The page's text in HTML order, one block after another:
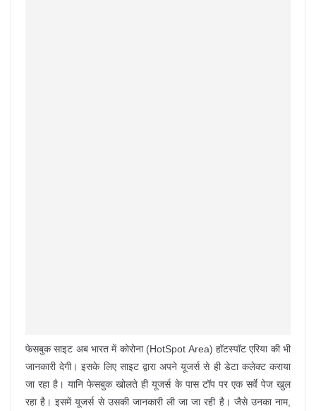
फेसबुक साइट अब भारत में कोरोना (HotSpot Area) हॉटस्पॉट एरिया की भी
जानकारी देगी। इसके लिए साइट द्वारा अपने यूजर्स से ही डेटा कलेक्ट कराया
जा रहा है। यानि फेसबुक खोलते ही यूजर्स के पास टॉप पर एक सर्वे पेज खुल
रहा है। इसमें यूजर्स से उसकी जानकारी ली जा जा रही है। जैसे उनका नाम,